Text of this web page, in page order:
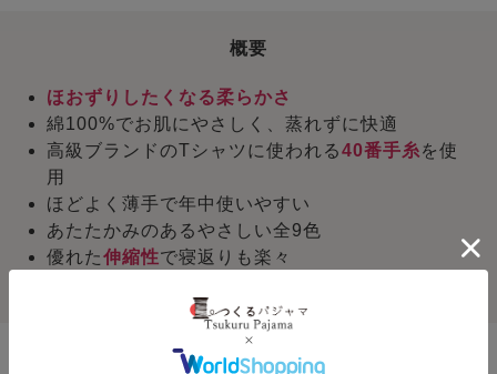
概要
ほおずりしたくなる柔らかさ
綿100%でお肌にやさしく、蒸れずに快適
高級ブランドのTシャツに使われる40番手糸を使
用
ほどよく薄手で年中使いやすい
あたたかみのあるやさしい全9色
優れた伸縮性で寝返りも楽々